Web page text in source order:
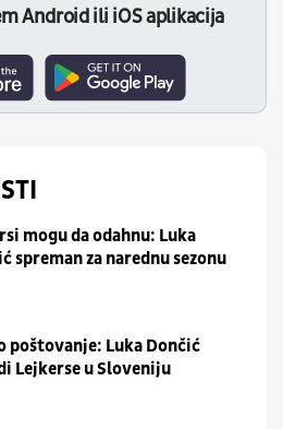
Android ili iOS aplikacija
mogu da odahnu: Luka
spreman za narednu sezonu
poštovanje: Luka Dončić
Lejkerse u Sloveniju